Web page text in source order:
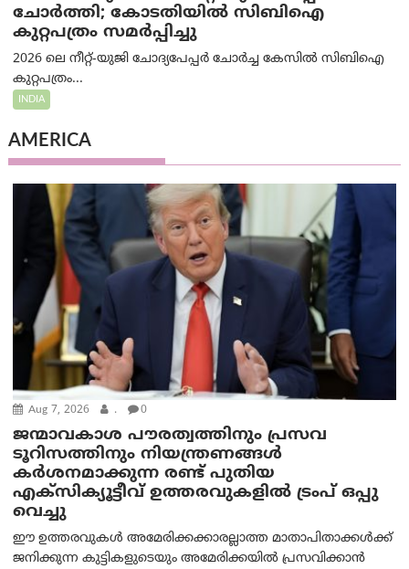
ചോർത്തി; കോടതിയില്‍ സിബിഐ
കുറ്റപത്രം സമര്‍പ്പിച്ചു
2026 ലെ നീറ്റ്-യുജി ചോദ്യപേപ്പർ ചോർച്ച കേസിൽ സിബിഐ
കുറ്റപത്രം...
INDIA
AMERICA
Aug 7, 2026 . 0
ജന്മാവകാശ പൗരത്വത്തിനും പ്രസവ
ടൂറിസത്തിനും നിയന്ത്രണങ്ങൾ
കർശനമാക്കുന്ന രണ്ട് പുതിയ
എക്സിക്യൂട്ടീവ് ഉത്തരവുകളിൽ ട്രംപ് ഒപ്പു
വെച്ചു
ഈ ഉത്തരവുകൾ അമേരിക്കക്കാരല്ലാത്ത മാതാപിതാക്കൾക്ക്
ജനിക്കുന്ന കുട്ടികളുടെയും അമേരിക്കയിൽ പ്രസവിക്കാൻ